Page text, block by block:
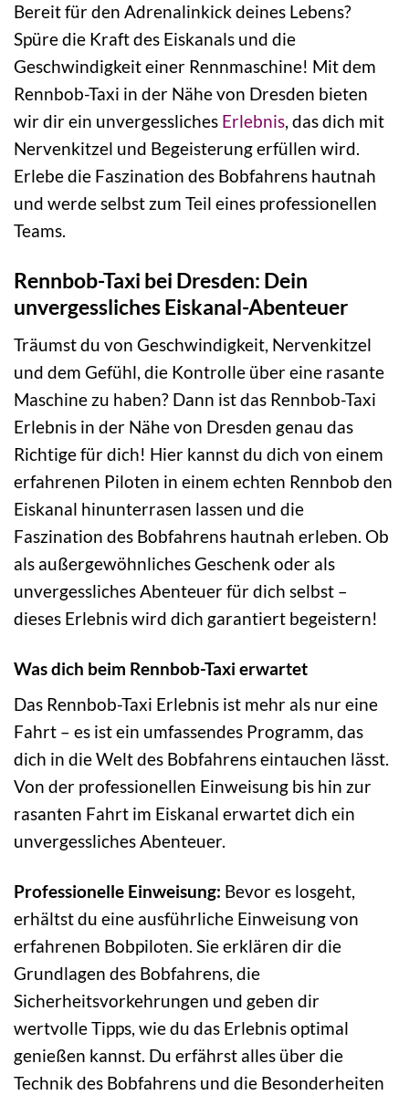
Bereit für den Adrenalinkick deines Lebens?
Spüre die Kraft des Eiskanals und die
Geschwindigkeit einer Rennmaschine! Mit dem
Rennbob-Taxi in der Nähe von Dresden bieten
wir dir ein unvergessliches Erlebnis, das dich mit
Nervenkitzel und Begeisterung erfüllen wird.
Erlebe die Faszination des Bobfahrens hautnah
und werde selbst zum Teil eines professionellen
Teams.
Rennbob-Taxi bei Dresden: Dein
unvergessliches Eiskanal-Abenteuer
Träumst du von Geschwindigkeit, Nervenkitzel
und dem Gefühl, die Kontrolle über eine rasante
Maschine zu haben? Dann ist das Rennbob-Taxi
Erlebnis in der Nähe von Dresden genau das
Richtige für dich! Hier kannst du dich von einem
erfahrenen Piloten in einem echten Rennbob den
Eiskanal hinunterrasen lassen und die
Faszination des Bobfahrens hautnah erleben. Ob
als außergewöhnliches Geschenk oder als
unvergessliches Abenteuer für dich selbst –
dieses Erlebnis wird dich garantiert begeistern!
Was dich beim Rennbob-Taxi erwartet
Das Rennbob-Taxi Erlebnis ist mehr als nur eine
Fahrt – es ist ein umfassendes Programm, das
dich in die Welt des Bobfahrens eintauchen lässt.
Von der professionellen Einweisung bis hin zur
rasanten Fahrt im Eiskanal erwartet dich ein
unvergessliches Abenteuer.
Professionelle Einweisung: Bevor es losgeht,
erhältst du eine ausführliche Einweisung von
erfahrenen Bobpiloten. Sie erklären dir die
Grundlagen des Bobfahrens, die
Sicherheitsvorkehrungen und geben dir
wertvolle Tipps, wie du das Erlebnis optimal
genießen kannst. Du erfährst alles über die
Technik des Bobfahrens und die Besonderheiten